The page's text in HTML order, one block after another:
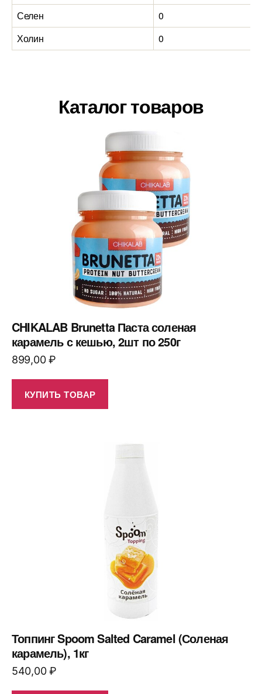
Селен
0
Холин
0
Каталог товаров
CHIKALAB Brunetta Паста соленая
карамель с кешью, 2шт по 250г
899,00₽
КУПИТЬ ТОВАР
Топпинг Spoom Salted Caramel (Соленая
карамель), 1кг
540,00₽